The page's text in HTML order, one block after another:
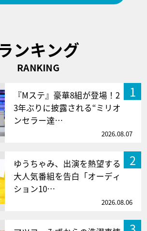
ンキング
RANKING
1
『Mステ』豪華8組が登場！2
3年ぶりに披露される“ミリオ
ンセラー達…
2026.08.07
2
ゆうちゃみ、出演を熱望する
大人気番組を告白「オーディ
ション10…
2026.08.06